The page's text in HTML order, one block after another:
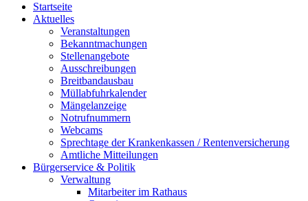
Startseite
Aktuelles
Veranstaltungen
Bekanntmachungen
Stellenangebote
Ausschreibungen
Breitbandausbau
Müllabfuhrkalender
Mängelanzeige
Notrufnummern
Webcams
Sprechtage der Krankenkassen / Rentenversicherung
Amtliche Mitteilungen
Bürgerservice & Politik
Verwaltung
Mitarbeiter im Rathaus